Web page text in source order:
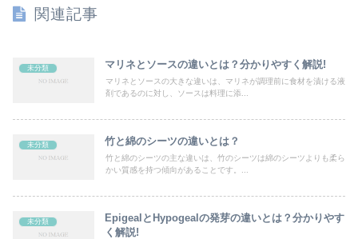
関連記事
未分類 マリネとソースの違いとは？分かりやすく解説!
マリネとソースの大きな違いは、マリネが調理前に食材を漬ける液
剤であるのに対し、ソースは料理に添...
未分類 竹と綿のシーツの違いとは？
竹と綿のシーツの主な違いは、竹のシーツは綿のシーツよりも柔ら
かい質感を持つ傾向があることです。...
未分類
EpigealとHypogealの発芽の違いとは？分かりやす
く解説!